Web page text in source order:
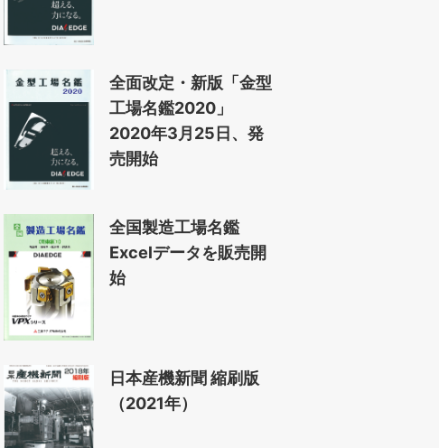
全面改定・新版「金型
工場名鑑2020」
2020年3月25日、発
売開始
全国製造工場名鑑
Excelデータを販売開
始
日本産機新聞 縮刷版
（2021年）